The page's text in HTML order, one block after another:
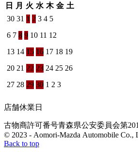
日 月 火 水 木 金 土
30 31 1 2 3 4 5
6 7 8 9 10 11 12
13 14 15 16 17 18 19
20 21 22 23 24 25 26
27 28 29 30 1 2 3
店舗休業日
古物商許可番号青森県公安委員会第
© 2023 - Aomori-Mazda Automobile Co.,
Back to top